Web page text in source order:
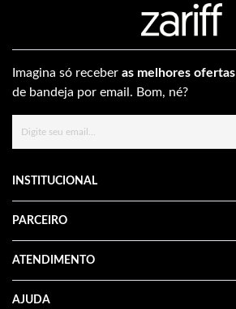
Imagina só receber as melhores ofertas
de bandeja por email. Bom, né?
INSTITUCIONAL
PARCEIRO
ATENDIMENTO
AJUDA